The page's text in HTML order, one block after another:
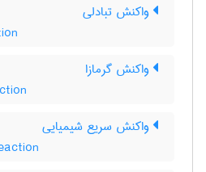
واکنش تبادلی
واکنش گرمازا
واکنش سریع شیمیایی